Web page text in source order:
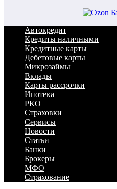
Автокредит
Кредиты наличными
Кредитные карты
Дебетовые карты
Микрозаймы
Вклады
Карты рассрочки
Ипотека
РКО
Страховки
Сервисы
Новости
Статьи
Банки
Брокеры
МФО
Страхование